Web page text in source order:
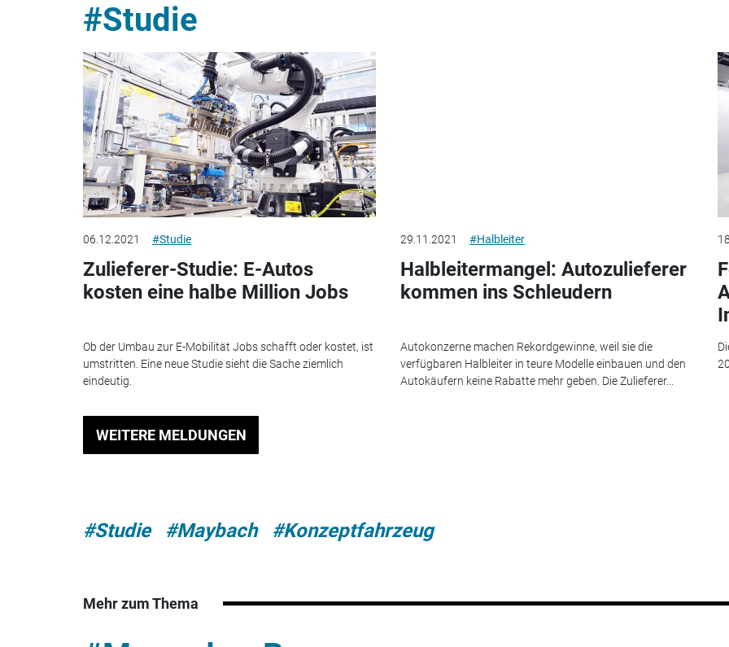
#Studie
06.12.2021 #Studie
Zulieferer-Studie: E-Autos
kosten eine halbe Million Jobs
Ob der Umbau zur E-Mobilität Jobs schafft oder kostet, ist
umstritten. Eine neue Studie sieht die Sache ziemlich
eindeutig.
29.11.2021 #Halbleiter
Halbleitermangel: Autozulieferer
kommen ins Schleudern
Autokonzerne machen Rekordgewinne, weil sie die
verfügbaren Halbleiter in teure Modelle einbauen und den
Autokäufern keine Rabatte mehr geben. Die Zulieferer...
WEITERE MELDUNGEN
#Studie #Maybach #Konzeptfahrzeug
Mehr zum Thema